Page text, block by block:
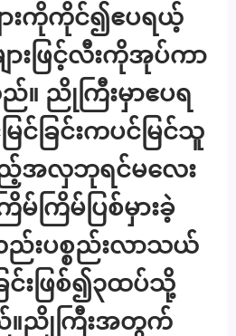
ားကိုကိုင်၍ဧပရယ့်
ားဖြင့်လီးကိုအုပ်ကာ
။ ညိုကြီးမှာဧပရ
င်ခြင်းကပင်မြင်သူ
အလှဘုရင်မလေး
ြိမ်ပြစ်မှားခဲ့
းပစ္စည်းလာသယ်
င်းဖြစ်၍၃ထပ်သို့
ညိုကြီးအတွက်